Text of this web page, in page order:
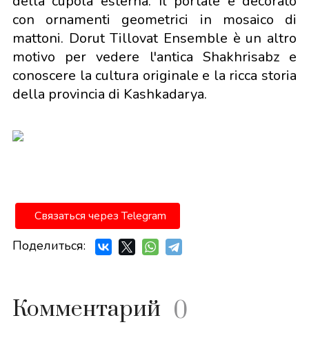
con ornamenti geometrici in mosaico di
mattoni. Dorut Tillovat Ensemble è un altro
motivo per vedere l'antica Shakhrisabz e
conoscere la cultura originale e la ricca storia
della provincia di Kashkadarya.
Связаться через Telegram
Поделиться:
Комментарий 0